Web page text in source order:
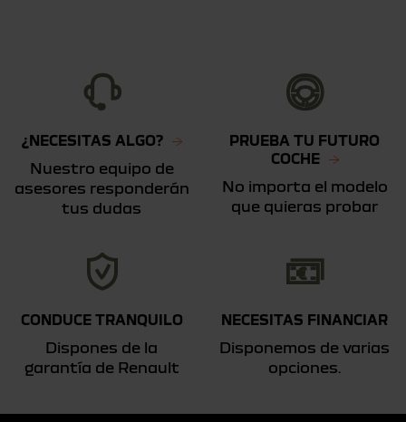
¿NECESITAS ALGO?
Nuestro equipo de
asesores responderán
tus dudas
PRUEBA TU FUTURO
COCHE
No importa el modelo
que quieras probar
CONDUCE TRANQUILO
Dispones de la
garantía de Renault
NECESITAS FINANCIAR
Disponemos de varias
opciones.